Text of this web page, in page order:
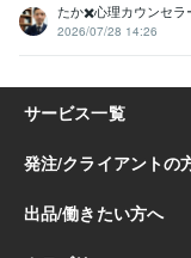
たか✖️心理カウンセラ
2026/07/28 14:26